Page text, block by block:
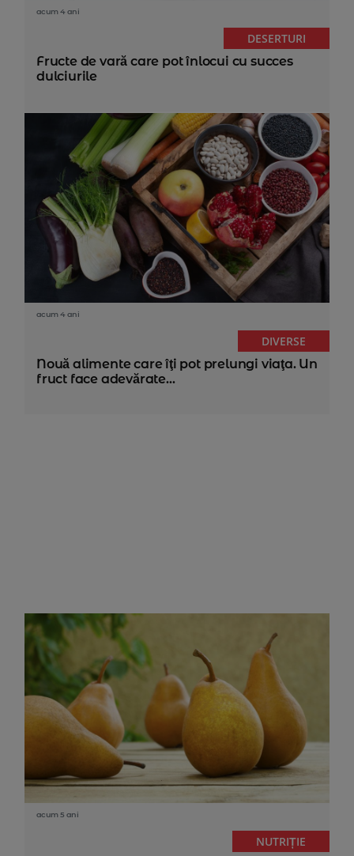
acum 4 ani
DESERTURI
Fructe de vară care pot înlocui cu succes
dulciurile
acum 4 ani
DIVERSE
Nouă alimente care îţi pot prelungi viaţa. Un
fruct face adevărate...
acum 5 ani
NUTRIȚIE